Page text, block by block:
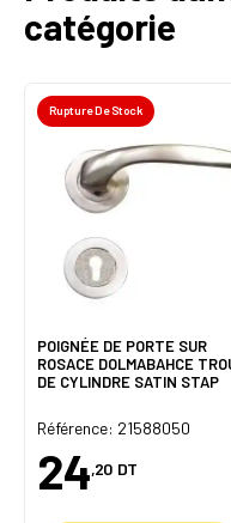
catégorie
Rupture De Stock
POIGNÉE DE PORTE SUR
ROSACE DOLMABAHCE
DE CYLINDRE SATIN STAP
Référence: 21588050
24,20 DT